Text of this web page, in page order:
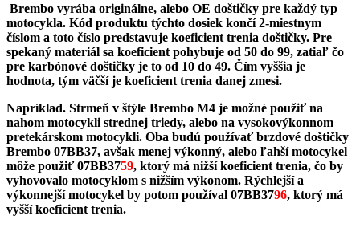
Brembo vyrába originálne, alebo OE doštičky pre každý typ
motocykla. Kód produktu týchto dosiek končí 2-miestnym
číslom a toto číslo predstavuje koeficient trenia doštičky. Pre
spekaný materiál sa koeficient pohybuje od 50 do 99, zatiaľ čo
pre karbónové doštičky je to od 10 do 49. Čím vyššia je
hodnota, tým väčší je koeficient trenia danej zmesi.
Napríklad. Strmeň v štýle Brembo M4 je možné použiť na
nahom motocykli strednej triedy, alebo na vysokovýkonnom
pretekárskom motocykli. Oba budú používať brzdové doštičky
Brembo 07BB37, avšak menej výkonný, alebo ľahší motocykel
môže použiť 07BB3759, ktorý má nižší koeficient trenia, čo by
vyhovovalo motocyklom s nižším výkonom. Rýchlejší a
výkonnejší motocykel by potom používal 07BB3796, ktorý má
vyšší koeficient trenia.